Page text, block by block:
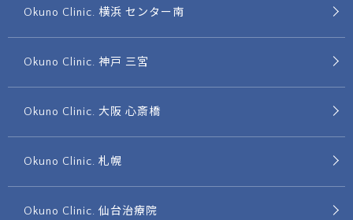
Okuno Clinic. 横浜 センター南
Okuno Clinic. 神戸 三宮
Okuno Clinic. 大阪 心斎橋
Okuno Clinic. 札幌
Okuno Clinic. 仙台治療院